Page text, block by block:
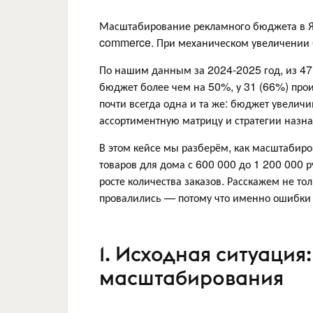
Масштабирование рекламного бюджета в
commerce. При механическом
По нашим данным за 2024-2025 год, из 47
бюджет более чем на 50%, у 31 (66%)
почти всегда одна и та же: бюджет
ассортиментную матрицу и стратегии
В этом кейсе мы разберём, как
товаров для дома с 600 000 до 1 200 000
росте количества заказов. Расскажем не
провалились — потому что именно
1. Исходная
масштабирования